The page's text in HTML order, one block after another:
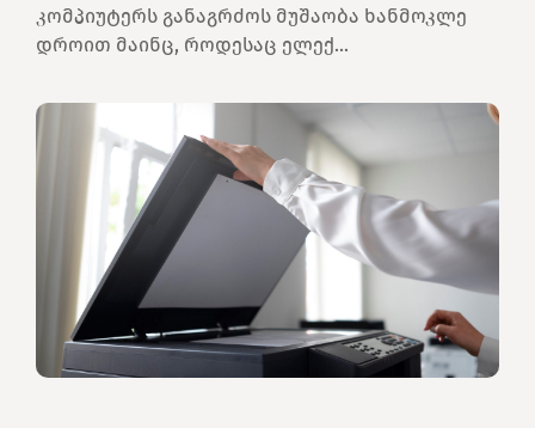
კომპიუტერს განაგრძოს მუშაობა ხანმოკლე
დროით მაინც, როდესაც ელექ...